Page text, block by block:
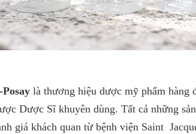
là thương hiệu dược mỹ phẩm hàng
Dược Sĩ khuyên dùng. Tất cả những
giá khách quan từ bệnh viện Saint